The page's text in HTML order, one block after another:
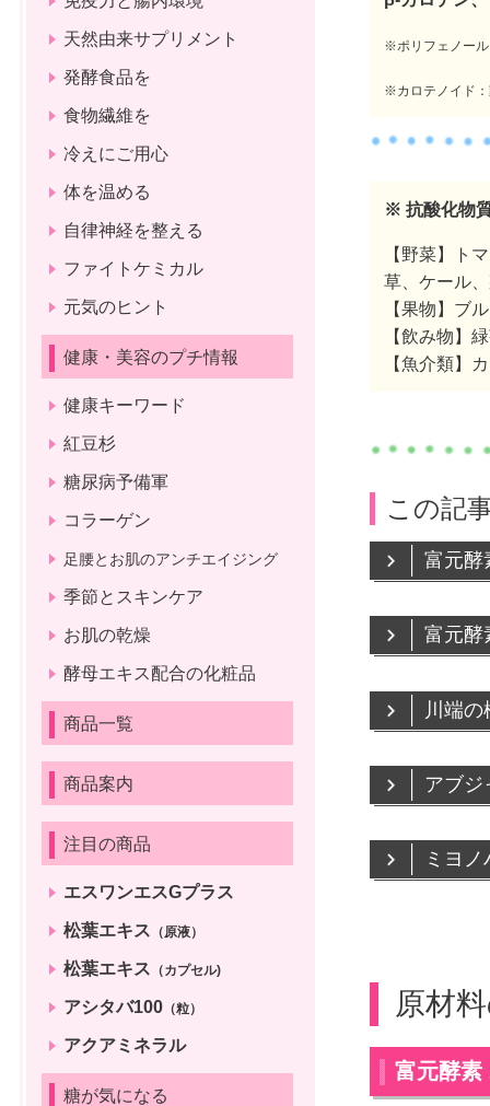
※ポリフェノー
※カロテノイド：
※ 抗酸化物
【野菜】ト
草、ケール
【果物】ブ
【飲み物】
【魚介類】
この記
富元
富元酵
川端
アブジ
ミヨ
原材
富元酵素
天然由来サプリメント
発酵食品を
食物繊維を
冷えにご用心
体を温める
自律神経を整える
ファイトケミカル
元気のヒント
健康・美容のプチ情報
健康キーワード
紅豆杉
糖尿病予備軍
コラーゲン
足腰とお肌のアンチエイジング
季節とスキンケア
お肌の乾燥
酵母エキス配合の化粧品
商品一覧
商品案内
注目の商品
エスワンエスGプラス
松葉エキス （原液）
松葉エキス （カプセル)
アシタバ100 （粒）
アクアミネラル
糖が気になる